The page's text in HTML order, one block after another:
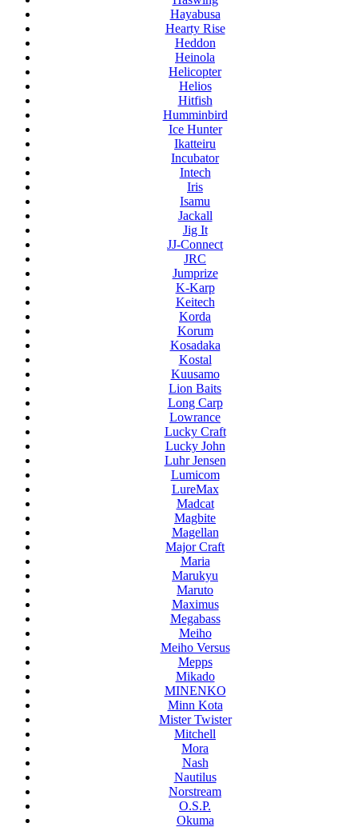
Hayabusa
Hearty Rise
Heddon
Heinola
Helicopter
Helios
Hitfish
Humminbird
Ice Hunter
Ikatteiru
Incubator
Intech
Iris
Isamu
Jackall
Jig It
JJ-Connect
JRC
Jumprize
K-Karp
Keitech
Korda
Korum
Kosadaka
Kostal
Kuusamo
Lion Baits
Long Carp
Lowrance
Lucky Craft
Lucky John
Luhr Jensen
Lumicom
LureMax
Madcat
Magbite
Magellan
Major Craft
Maria
Marukyu
Maruto
Maximus
Megabass
Meiho
Meiho Versus
Mepps
Mikado
MINENKO
Minn Kota
Mister Twister
Mitchell
Mora
Nash
Nautilus
Norstream
O.S.P.
Okuma